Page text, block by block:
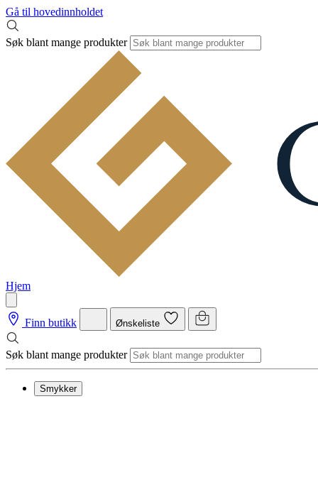
Gå til hovedinnholdet
Søk blant mange produkter
Hjem
Finn butikk Ønskeliste
Søk blant mange produkter
Smykker